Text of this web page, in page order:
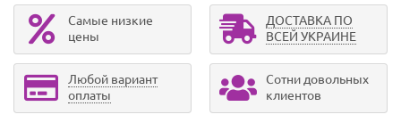
Самые низкие
цены
ДОСТАВКА ПО
ВСЕЙ УКРАИНЕ
Любой вариант
оплаты
Сотни довольных
клиентов